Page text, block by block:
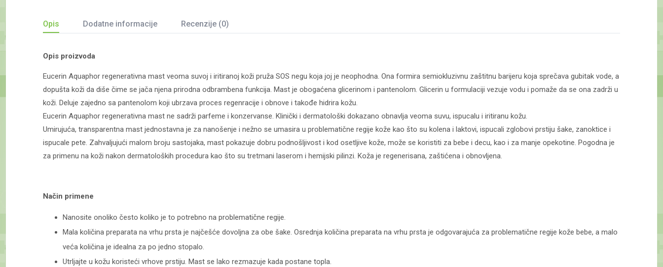
Opis Dodatne informacije Recenzije (0)
Opis proizvoda
Eucerin Aquaphor regenerativna mast veoma suvoj i iritiranoj koži pruža SOS negu koja joj je neophodna. Ona formira semiokluzivnu zaštitnu barijeru koja sprečava gubitak vode, a
dopušta koži da diše čime se jača njena prirodna odbrambena funkcija. Mast je obogaćena glicerinom i pantenolom. Glicerin u formulaciji vezuje vodu i pomaže da se ona zadrži u
koži. Deluje zajedno sa pantenolom koji ubrzava proces regenracije i obnove i takođe hidrira kožu.
Eucerin Aquaphor regenerativna mast ne sadrži parfeme i konzervanse. Klinički i dermatološki dokazano obnavlja veoma suvu, ispucalu i iritiranu kožu.
Umirujuća, transparentna mast jednostavna je za nanošenje i nežno se umasira u problematične regije kože kao što su kolena i laktovi, ispucali zglobovi prstiju šake, zanoktice i
ispucale pete. Zahvaljujući malom broju sastojaka, mast pokazuje dobru podnošljivost i kod osetljive kože, može se koristiti za bebe i decu, kao i za manje opekotine. Pogodna je
za primenu na koži nakon dermatoloških procedura kao što su tretmani laserom i hemijski pilinzi. Koža je regenerisana, zaštićena i obnovljena.
Način primene
Nanosite onoliko često koliko je to potrebno na problematične regije.
Mala količina preparata na vrhu prsta je najčešće dovoljna za obe šake. Osrednja količina preparata na vrhu prsta je odgovarajuća za problematične regije kože bebe, a malo
veća količina je idealna za po jedno stopalo.
Utrljajte u kožu koristeći vrhove prstiju. Mast se lako rezmazuje kada postane topla.